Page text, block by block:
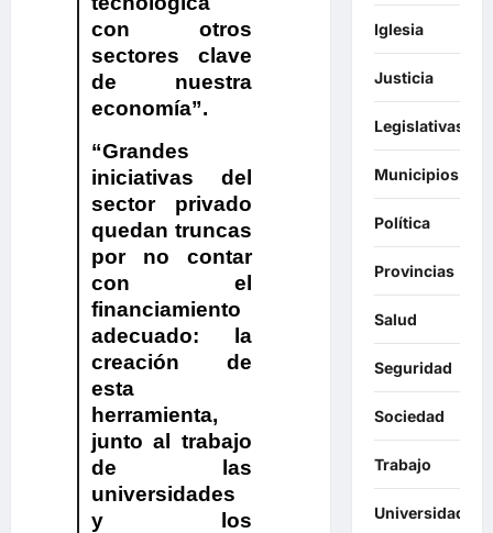
con otros
sectores clave
de nuestra
economía”.
​“Grandes
iniciativas del
sector privado
quedan truncas
por no contar
con el
financiamiento
adecuado: la
creación de
esta
herramienta,
junto al trabajo
de las
universidades
y los
Iglesia
Justicia
Legislativas
Municipios
Política
Provincias
Salud
Seguridad
Sociedad
Trabajo
Universidades